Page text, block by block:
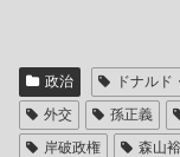
政治 ドナルド
外交
孫正義
岸破政権
森山裕